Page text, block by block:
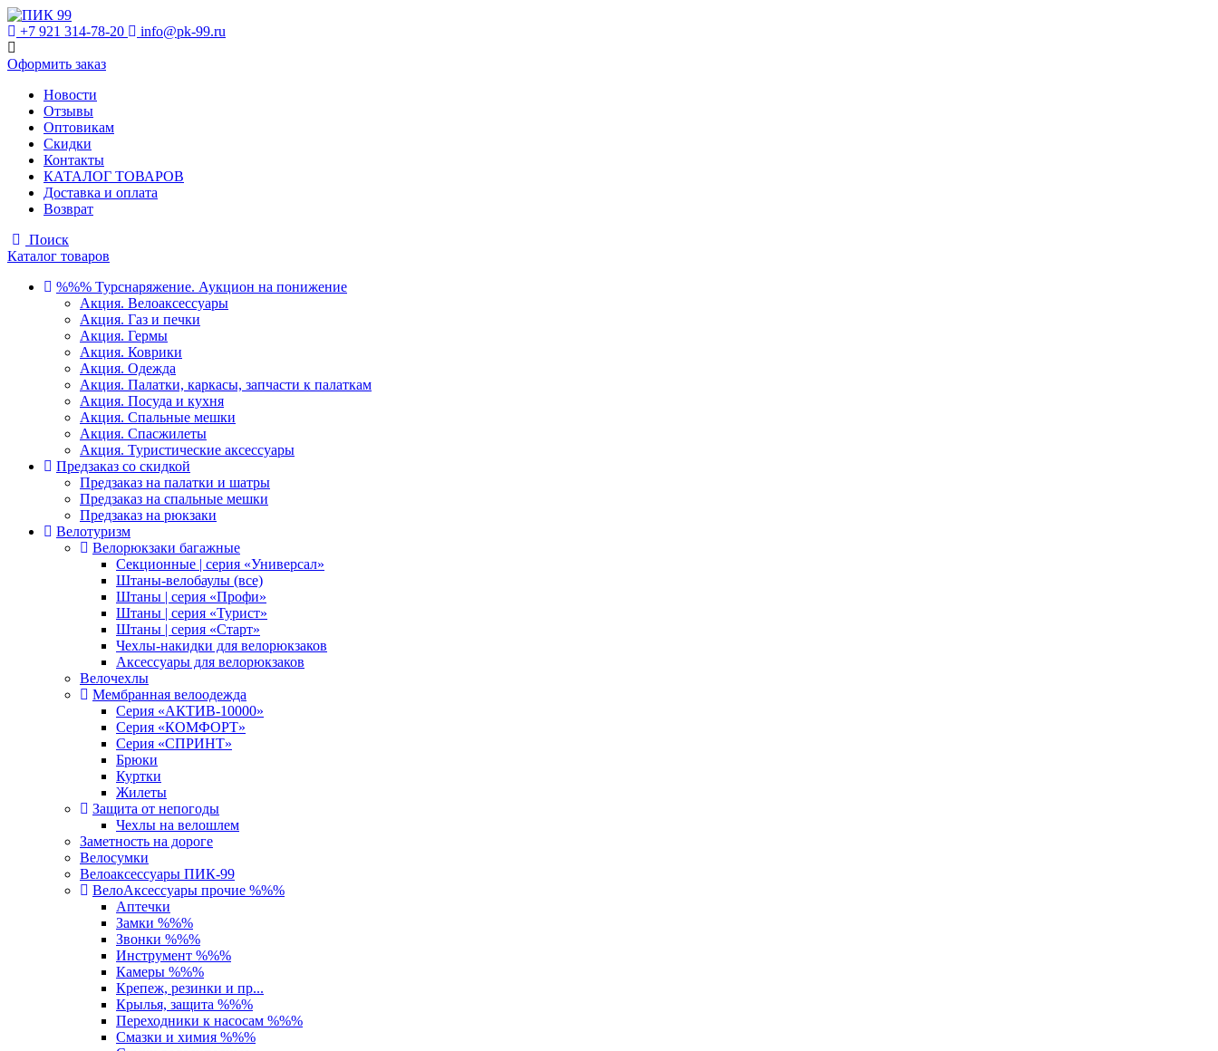
+7 921 314-78-20 info@pk-99.ru
Оформить заказ
Новости
Отзывы
Оптовикам
Скидки
Контакты
КАТАЛОГ ТОВАРОВ
Доставка и оплата
Возврат
Поиск
Каталог товаров
%%% Турснаряжение. Аукцион на понижение
Акция. Велоаксессуары
Акция. Газ и печки
Акция. Гермы
Акция. Коврики
Акция. Одежда
Акция. Палатки, каркасы, запчасти к палаткам
Акция. Посуда и кухня
Акция. Спальные мешки
Акция. Спасжилеты
Акция. Туристические аксессуары
Предзаказ со скидкой
Предзаказ на палатки и шатры
Предзаказ на спальные мешки
Предзаказ на рюкзаки
Велотуризм
Велорюкзаки багажные
Секционные | серия «Универсал»
Штаны-велобаулы (все)
Штаны | серия «Профи»
Штаны | серия «Турист»
Штаны | серия «Старт»
Чехлы-накидки для велорюкзаков
Аксессуары для велорюкзаков
Велочехлы
Мембранная велоодежда
Серия «АКТИВ-10000»
Серия «КОМФОРТ»
Серия «СПРИНТ»
Брюки
Куртки
Жилеты
Защита от непогоды
Чехлы на велошлем
Заметность на дороге
Велосумки
Велоаксессуары ПИК-99
ВелоАксессуары прочие %%%
Аптечки
Замки %%%
Звонки %%%
Инструмент %%%
Камеры %%%
Крепеж, резинки и пр...
Крылья, защита %%%
Переходники к насосам %%%
Смазки и химия %%%